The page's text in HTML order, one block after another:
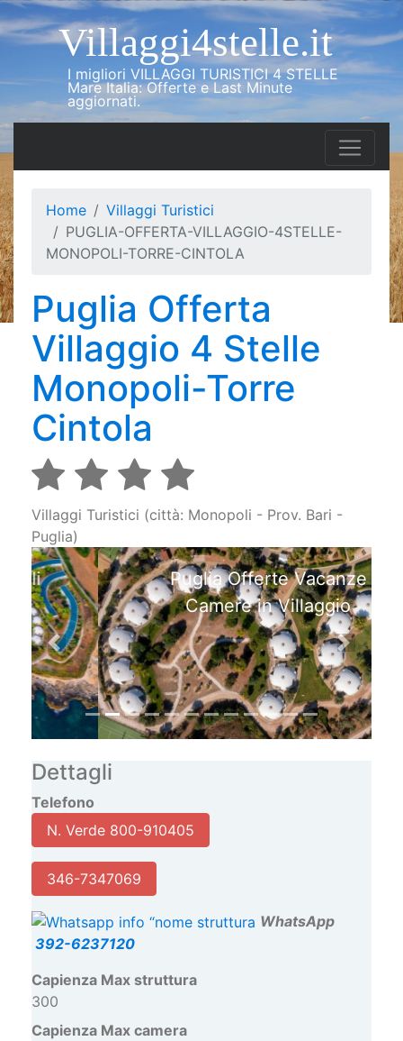
Villaggi4stelle.it
I migliori VILLAGGI TURISTICI 4 STELLE
Mare Italia: Offerte e Last Minute
aggiornati.
Home
Villaggi Turistici
PUGLIA-OFFERTA-VILLAGGIO-4STELLE-
MONOPOLI-TORRE-CINTOLA
Puglia Offerta
Villaggio 4 Stelle
Monopoli-Torre
Cintola
Villaggi Turistici (città: Monopoli - Prov. Bari -
Puglia)
Puglia Offerte Vacanze
Camere in Villaggio
Previous Next
Dettagli
Telefono
N. Verde 800-910405
346-7347069
WhatsApp
392-6237120
Capienza Max struttura
300
Capienza Max camera